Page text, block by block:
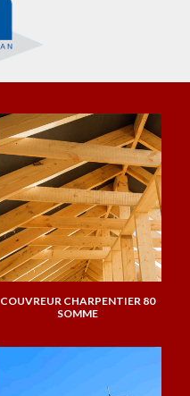
COUVREUR CHARPENTIER 80
SOMME